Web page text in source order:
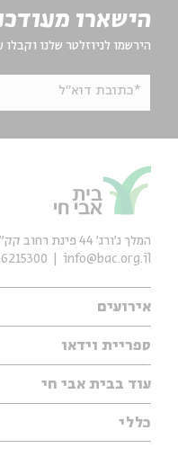
הישארו
הירשמו לניוזלטר שלנו וקבלו
*כתובת דוא"ל
אירועים
עיון
אנגלית
נוער
ספריית וידאו
ילדים
מוזיקה
עיון
מיוחדים
עוד בבית אבי חי
תערוכות
מיוחדים
כללי
המלך ג'ורג' 44 פינת רחוב קק״ל, ירושלים
info@bac.org.il